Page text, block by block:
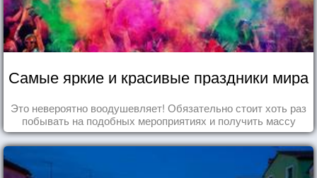
Самые яркие и красивые праздники мира
Это невероятно воодушевляет! Обязательно стоит хоть раз
побывать на подобных мероприятиях и получить массу
впечатлений!